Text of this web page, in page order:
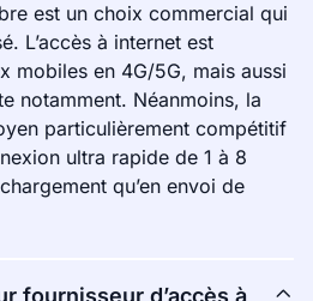
est un choix commercial qui
L’accès à internet est
mobiles en 4G/5G, mais aussi
notamment. Néanmoins, la
particulièrement compétitif
ultra rapide de 1 à 8
qu’en envoi de
fournisseur d’accès à